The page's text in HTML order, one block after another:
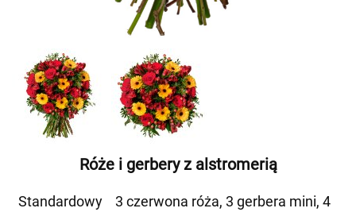
Róże i gerbery z alstromerią
Standardowy
3 czerwona róża, 3 gerbera mini, 4